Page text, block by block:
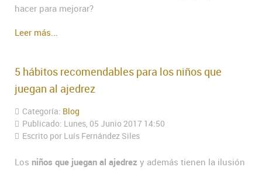
hacer para mejorar?
Leer más...
5 hábitos recomendables para los niños que
juegan al ajedrez
Categoría: Blog
Publicado: Lunes, 05 Junio 2017 14:50
Escrito por Luís Fernández Siles
Los niños que juegan al ajedrez y además tienen la ilusión